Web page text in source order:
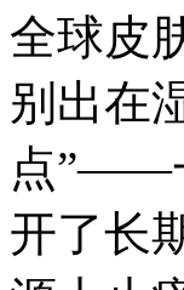
全球皮
别出在
点”——
开了长